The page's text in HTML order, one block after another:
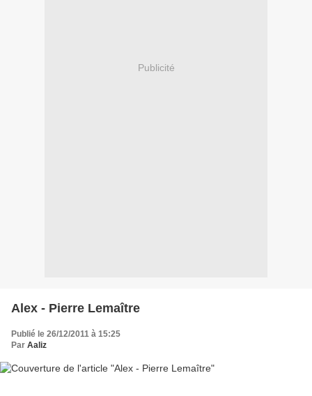
Publicité
Alex - Pierre Lemaître
Publié le 26/12/2011 à 15:25
Par Aaliz